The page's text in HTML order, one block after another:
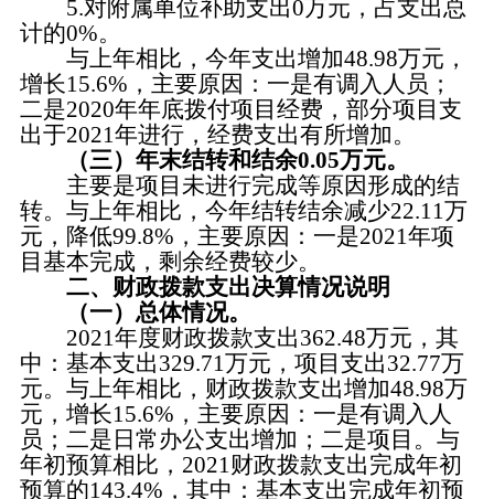
5.对附属单位补助支出0万元，占支出总
计的0%。
与上年相比，今年支出增加48.98万元，
增长15.6%，主要原因：一是有调入人员；
二是2020年年底拨付项目经费，部分项目支
出于2021年进行，经费支出有所增加。
（三）年末结转和结余0.05万元。
主要是项目未进行完成等原因形成的结
转。与上年相比，今年结转结余减少22.11万
元，降低99.8%，主要原因：一是2021年项
目基本完成，剩余经费较少。
二、财政拨款支出决算情况说明
（一）总体情况。
2021年度财政拨款支出362.48万元，其
中：基本支出329.71万元，项目支出32.77万
元。与上年相比，财政拨款支出增加48.98万
元，增长15.6%，主要原因：一是有调入人
员；二是日常办公支出增加；二是项目。与
年初预算相比，2021财政拨款支出完成年初
预算的143.4%，其中：基本支出完成年初预